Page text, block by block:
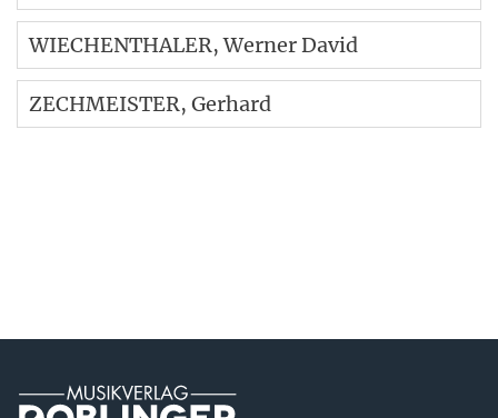
WIECHENTHALER, Werner David
ZECHMEISTER, Gerhard